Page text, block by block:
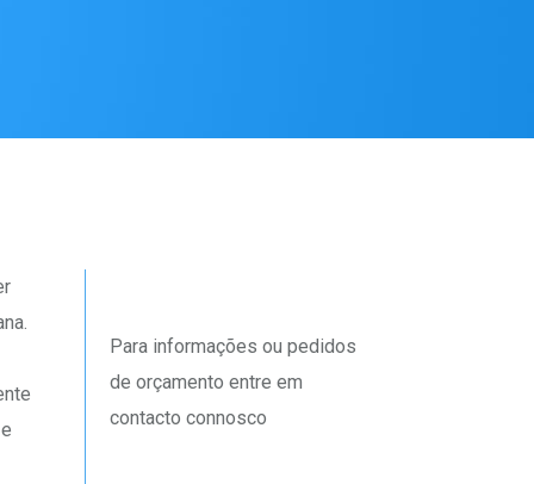
Para informações ou pedidos
de orçamento entre em
contacto connosco